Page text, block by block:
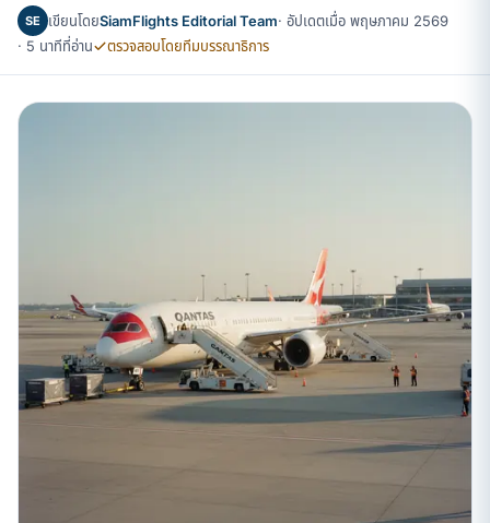
SE เขียนโดยSiamFlights Editorial Team· อัปเดตเมื่อ พฤษภาคม 2569
· 5 นาทีที่อ่าน
ตรวจสอบโดยทีมบรรณาธิการ